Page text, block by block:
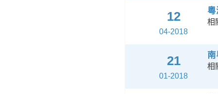
12
04-2018
相
21
01-2018
相